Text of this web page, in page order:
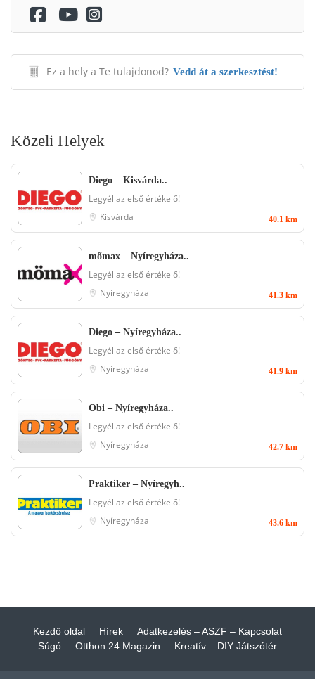
Ez a hely a Te tulajdonod? Vedd át a szerkesztést!
Közeli Helyek
Diego – Kisvárda..
Legyél az első értékelő!
Kisvárda
40.1 km
mőmax – Nyíregyháza..
Legyél az első értékelő!
Nyíregyháza
41.3 km
Diego – Nyíregyháza..
Legyél az első értékelő!
Nyíregyháza
41.9 km
Obi – Nyíregyháza..
Legyél az első értékelő!
Nyíregyháza
42.7 km
Praktiker – Nyíregyh..
Legyél az első értékelő!
Nyíregyháza
43.6 km
Kezdő oldal Hírek
Adatkezelés – ASZF – Kapcsolat
Súgó
Otthon 24 Magazin Kreatív – DIY Játszótér